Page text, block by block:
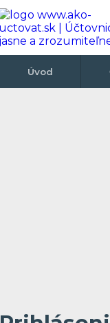
Úvod